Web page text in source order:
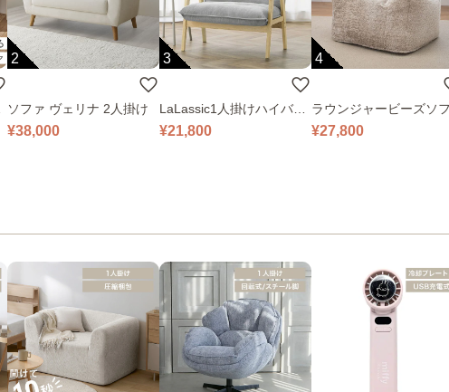
2
ソファ ヴェリナ 2人掛け
¥38,000
3
LaLassic1人掛けハイバッ
クソファ ワイド
¥21,800
4
ラウンジャービーズソ
¥27,800